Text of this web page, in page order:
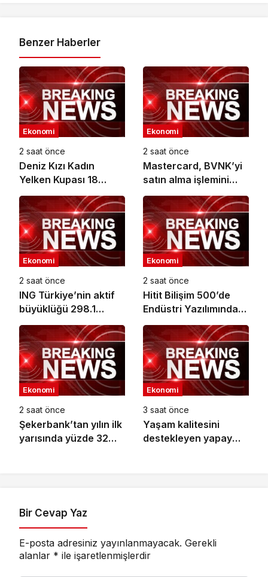
Benzer Haberler
Ekonomi
2 saat önce
Deniz Kızı Kadın
Yelken Kupası 18
Ekim’de
Ekonomi
2 saat önce
Mastercard, BVNK’yi
satın alma işlemini
tamamladı
Ekonomi
2 saat önce
ING Türkiye’nin aktif
büyüklüğü 298.1
milyar TL’ye ulaştı
Ekonomi
2 saat önce
Hitit Bilişim 500’de
Endüstri Yazılımında
Birinci Sırada
Ekonomi
2 saat önce
Şekerbank’tan yılın ilk
yarısında yüzde 32
Ekonomi
3 saat önce
Yaşam kalitesini
destekleyen yapay
Bir Cevap Yaz
E-posta adresiniz yayınlanmayacak. Gerekli
alanlar * ile işaretlenmişlerdir